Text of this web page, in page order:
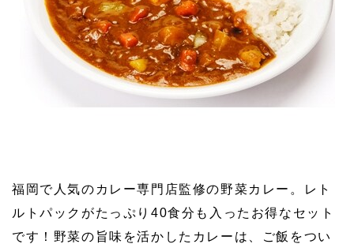
福岡で人気のカレー専門店監修の野菜カレー。レト
ルトパックがたっぷり40食分も入ったお得なセット
です！野菜の旨味を活かしたカレーは、ご飯をつい